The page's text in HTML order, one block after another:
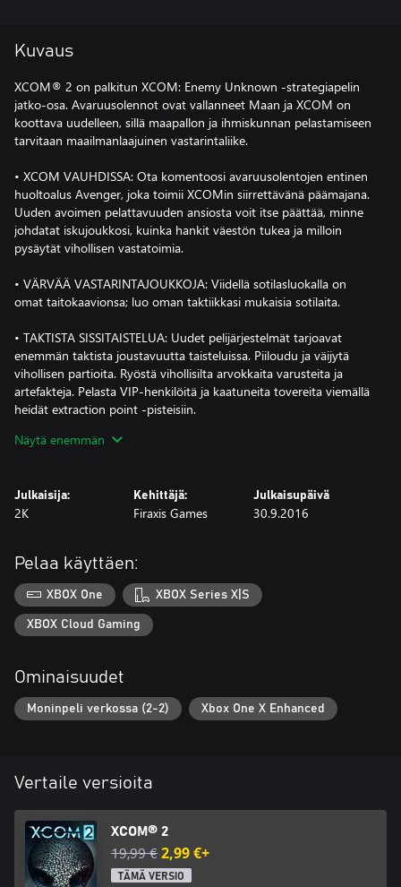
Kuvaus
XCOM® 2 on palkitun XCOM: Enemy Unknown -strategiapelin
jatko-osa. Avaruusolennot ovat vallanneet Maan ja XCOM on
koottava uudelleen, sillä maapallon ja ihmiskunnan pelastamiseen
tarvitaan maailmanlaajuinen vastarintaliike.
• XCOM VAUHDISSA: Ota komentoosi avaruusolentojen entinen
huoltoalus Avenger, joka toimii XCOMin siirrettävänä päämajana.
Uuden avoimen pelattavuuden ansiosta voit itse päättää, minne
johdatat iskujoukkosi, kuinka hankit väestön tukea ja milloin
pysäytät vihollisen vastatoimia.
• VÄRVÄÄ VASTARINTAJOUKKOJA: Viidellä sotilasluokalla on
omat taitokaavionsa; luo oman taktiikkasi mukaisia sotilaita.
• TAKTISTA SISSITAISTELUA: Uudet pelijärjestelmät tarjoavat
enemmän taktista joustavuutta taisteluissa. Piiloudu ja väijytä
vihollisen partioita. Ryöstä vihollisilta arvokkaita varusteita ja
artefakteja. Pelasta VIP-henkilöitä ja kaatuneita tovereita viemällä
heidät extraction point -pisteisiin.
• UUDENLAINEN VIHOLLINEN: Laaja vihollisvalikoima
• TUTKI, KEHITÄ JA PÄIVITÄ: Määritä ja rakenna huoneita
Tieteilijöiden ja teknikkojen avulla voit tutkia, kehittää ja päivittää
niin aseita kuin panssareitakin oman taktiikkasi mukaan.
• KÄY KAKSINTAISTELUA MONINPELISSÄ: Yhdistele ihmisten ja
muukalaisten joukkoja ja käy kiihkeitä kaksintaisteluja
satunnaisesti luotavilla kartoilla.
Näytä enemmän
Julkaisija:
2K
Kehittäjä:
Firaxis Games
Julkaisupäivä
30.9.2016
Pelaa käyttäen:
XBOX One XBOX Series X|S
XBOX Cloud Gaming
Ominaisuudet
Moninpeli verkossa (2-2) Xbox One X Enhanced
Vertaile versioita
XCOM® 2
19,99 €2,99 €+
TÄMÄ VERSIO